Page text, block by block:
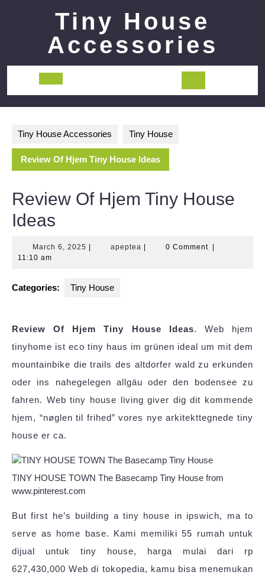
Tiny House
Accessories
Open
Tiny House Accessories Tiny House
Review Of Hjem Tiny House Ideas
Review Of Hjem Tiny House
Ideas
March 6, 2025 March
apeptea apeptea0 Comment
11:10 am
Categories: Tiny House
Review Of Hjem Tiny House Ideas. Web hjem
tinyhome ist eco tiny haus im grünen ideal um mit dem
mountainbike die trails des altdorfer wald zu erkunden
oder ins nahegelegen allgäu oder den bodensee zu
fahren. Web tiny house living giver dig dit kommende
hjem, “nøglen til frihed” vores nye arkitekttegnede tiny
house er ca.
TINY HOUSE TOWN The Basecamp Tiny House from
www.pinterest.com
But first he’s building a tiny house in ipswich, ma to
serve as home base. Kami memiliki 55 rumah untuk
dijual untuk tiny house, harga mulai dari rp
627,430,000 Web di tokopedia, kamu bisa menemukan